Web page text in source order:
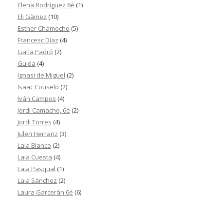
Elena Rodríguez 6è (1)
Eli Gàmez (10)
Esther Chamocho (5)
Francesc Díaz (4)
Gal·la Padró (2)
Guida (4)
Ignasi de Miguel (2)
Isaac Couselo (2)
Iván Campos (4)
Jordi Camacho, 6è (2)
Jordi Torres (4)
Julen Herranz (3)
Laia Blanco (2)
Laia Cuesta (4)
Laia Pasqual (1)
Laia Sánchez (2)
Laura Garcerán 6è (6)